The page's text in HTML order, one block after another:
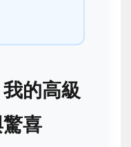
的高級
喜